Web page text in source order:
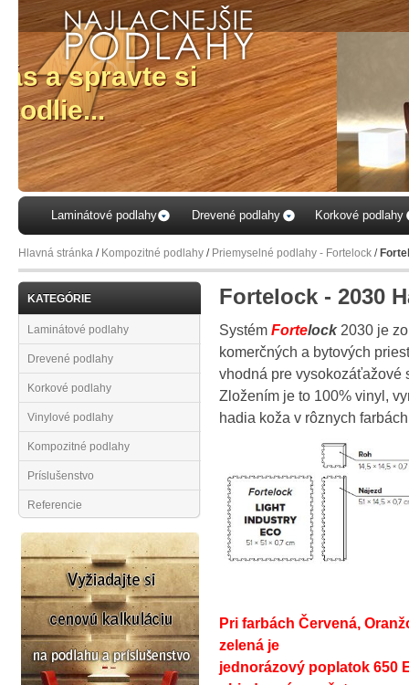
Laminátové podlahy Drevené podlahy Korkové podlahy
Hlavná stránka / Kompozitné podlahy / Priemyselné podlahy - Fortelock /
KATEGÓRIE
Laminátové podlahy
Drevené podlahy
Korkové podlahy
Vinylové podlahy
Kompozitné podlahy
Príslušenstvo
Referencie
Fortelock - 2030
Systém Fortelock2030 je zo
komerčných a bytových
vhodná pre vysokozáťažové
Zložením je to 100% vinyl,
hadia koža v rôznych
Pri farbách Červená,
zelená je
jednorázový poplatok 650